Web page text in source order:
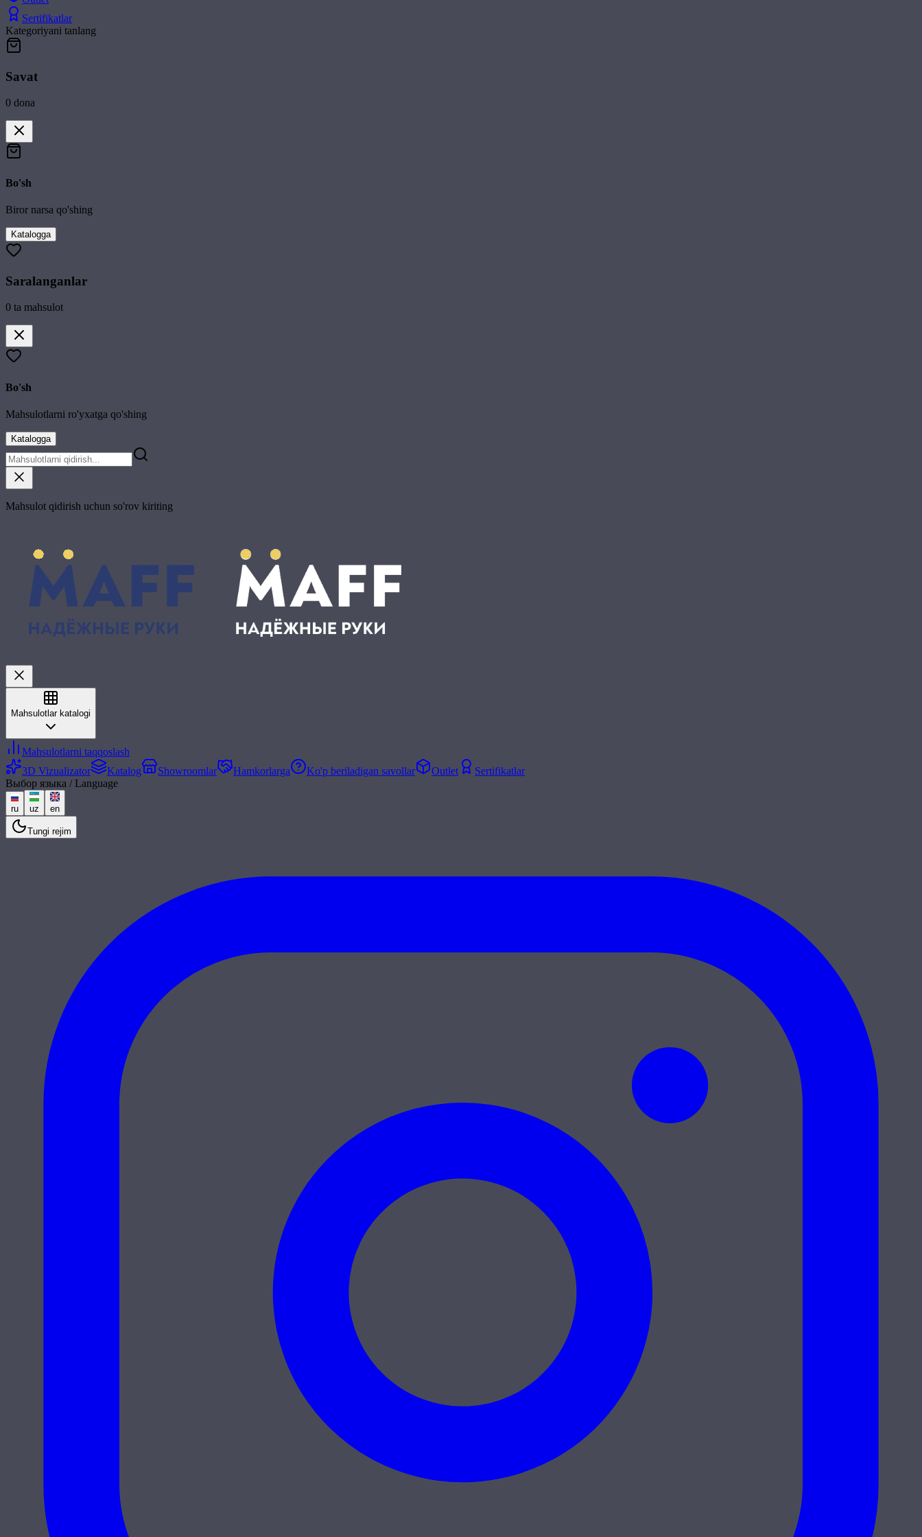
Sertifikatlar
Kategoriyani tanlang
Savat
0 dona
Bo'sh
Biror narsa qo'shing
Katalogga
Saralanganlar
0 ta mahsulot
Bo'sh
Mahsulotlarni ro'yxatga qo'shing
Katalogga
Mahsulot qidirish uchun so'rov kiriting
Mahsulotlar katalogi
Mahsulotlarni taqqoslash
3D Vizualizator
Katalog Showroomlar Hamkorlarga Ko'p beriladigan savollar Outlet
Sertifikatlar
Выбор языка / Language
ru uz en
Tungi rejim